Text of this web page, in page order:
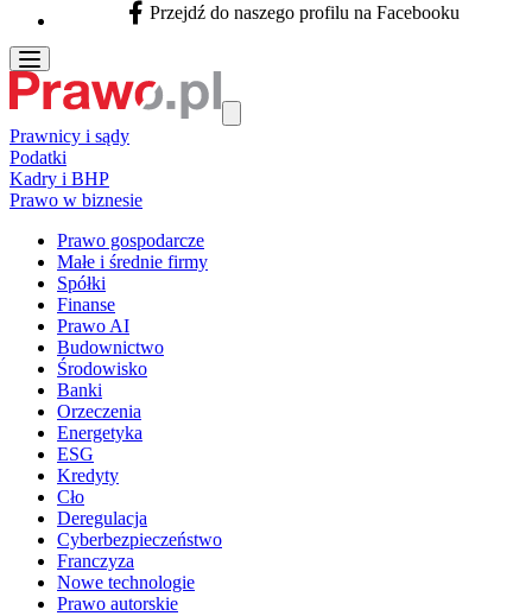
Facebook - otwiera się w nowej karcie
Przejdź do naszego profilu na Facebooku
Prawnicy i sądy
Podatki
Kadry i BHP
Prawo w biznesie
Prawo gospodarcze
Małe i średnie firmy
Spółki
Finanse
Prawo AI
Budownictwo
Środowisko
Banki
Orzeczenia
Energetyka
ESG
Kredyty
Cło
Deregulacja
Cyberbezpieczeństwo
Franczyza
Nowe technologie
Prawo autorskie